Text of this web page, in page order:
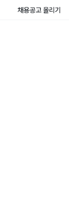
채용공고 올리기